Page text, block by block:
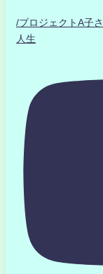
/プロジェクトA子
人生